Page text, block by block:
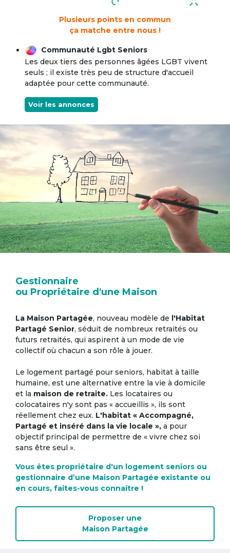
Plusieurs points en commun
ça matche entre nous !
Communauté Lgbt Seniors
Les deux tiers des personnes âgées LGBT vivent
seuls ; il existe très peu de structure d'accueil
adaptée pour cette communauté.
Voir les annonces
Gestionnaire
ou Propriétaire d'une Maison
La Maison Partagée, nouveau modèle de l'Habitat
Partagé Senior, séduit de nombreux retraités ou
futurs retraités, qui aspirent à un mode de vie
collectif où chacun a son rôle à jouer.
Le logement partagé pour seniors, habitat à taille
humaine, est une alternative entre la vie à domicile
et la maison de retraite. Les locataires ou
colocataires n'y sont pas « accueillis », ils sont
réellement chez eux. L'habitat « Accompagné,
Partagé et inséré dans la vie locale », a pour
objectif principal de permettre de « vivre chez soi
sans être seul ».
Vous êtes propriétaire d'un logement seniors ou
gestionnaire d’une Maison Partagée existante ou
en cours, faites-vous connaître !
Proposer une
Maison Partagée